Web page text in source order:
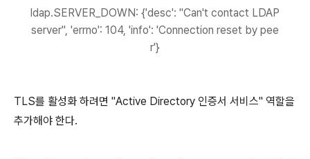
ldap.SERVER_DOWN: {'desc': "Can't contact LDAP
server", 'errno': 104, 'info': 'Connection reset by pee
r'}
TLS를 활성화 하려면 "Active Directory 인증서 서비스" 역할을
추가해야 한다.